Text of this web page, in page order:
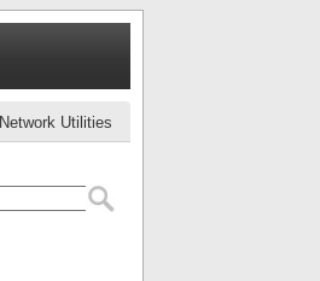
Network Utilities